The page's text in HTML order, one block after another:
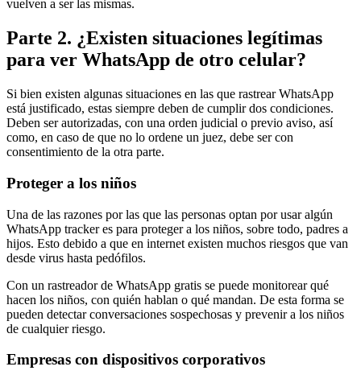
vuelven a ser las mismas.
Parte 2. ¿Existen situaciones legítimas
para ver WhatsApp de otro celular?
Si bien existen algunas situaciones en las que rastrear WhatsApp
está justificado, estas siempre deben de cumplir dos condiciones.
Deben ser autorizadas, con una orden judicial o previo aviso, así
como, en caso de que no lo ordene un juez, debe ser con
consentimiento de la otra parte.
Proteger a los niños
Una de las razones por las que las personas optan por usar algún
WhatsApp tracker es para proteger a los niños, sobre todo, padres a
hijos. Esto debido a que en internet existen muchos riesgos que van
desde virus hasta pedófilos.
Con un rastreador de WhatsApp gratis se puede monitorear qué
hacen los niños, con quién hablan o qué mandan. De esta forma se
pueden detectar conversaciones sospechosas y prevenir a los niños
de cualquier riesgo.
Empresas con dispositivos corporativos